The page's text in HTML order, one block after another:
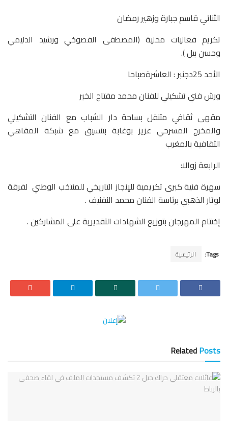
الثنائي قاسم جبارة وزهير رمضان
تكريم فعاليات محلية (المصطفى الفصوخي ورشيد الدليمي
وحسن بيل ).
الأحد 25دجنبر : العاشرةصباحا
ورش فني تشكيلي للفنان محمد مفتاح الخير
مقهى ثقافي متنقل بساحة دار الشباب مع الفنان التشكيلي
والمخرج المسرحي عزيز بوغابة بتنسيق مع شبكة المقاهي
الثقافية بالمغرب
الرابعة زوالا:
سهرة فنية كبرى تكريمية للإنجاز التاريخي للمنتخب الوطني لفرقة
لوتار الذهبي برئاسة الفنان محمد النفنيف .
إختتام المهرجان بتوزيع الشهادات التقديرية على المشاركين .
Tags: الرئيسية
RelatedPosts